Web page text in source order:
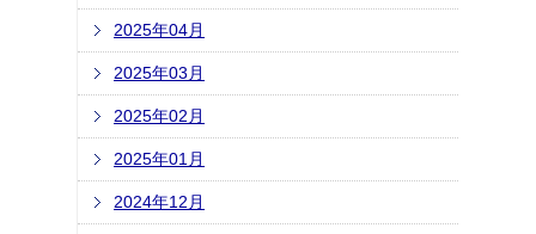
2025年04月
2025年03月
2025年02月
2025年01月
2024年12月